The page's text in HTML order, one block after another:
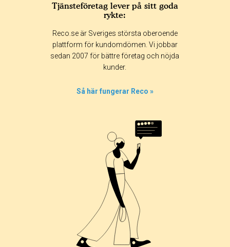
365 dagar 90 dagar
30 dagar
Tjänsteföretag lever på sitt goda
rykte:
Reco.se är Sveriges största oberoende
plattform för kundomdömen. Vi jobbar
sedan 2007 för bättre företag och nöjda
kunder.
Så här fungerar Reco »